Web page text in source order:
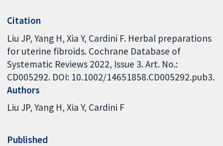
Citation
Liu JP, Yang H, Xia Y, Cardini F. Herbal preparations
for uterine fibroids. Cochrane Database of
Systematic Reviews 2022, Issue 3. Art. No.:
CD005292. DOI: 10.1002/14651858.CD005292.pub3.
Authors
Liu JP Yang H Xia Y Cardini F
Published